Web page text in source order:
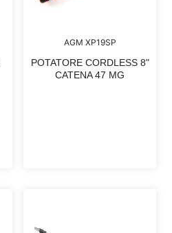
AGM XP19SP
POTATORE CORDLESS 8"
CATENA 47 MG